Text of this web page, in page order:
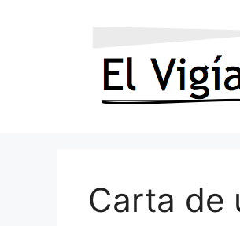
Carta de